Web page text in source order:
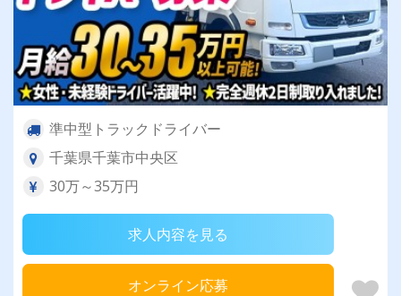
準中型トラックドライバー
千葉県千葉市中央区
30万～35万円
求人内容を見る
オンライン応募